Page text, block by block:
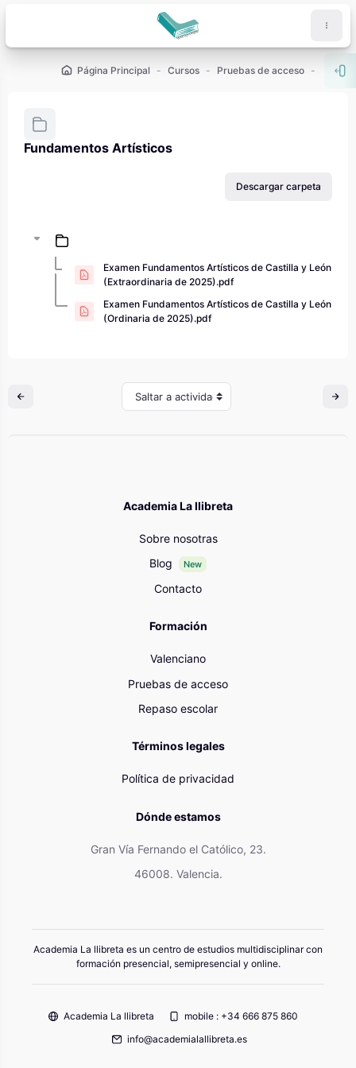
Página Principal Cursos Pruebas de acceso PAU -
Fundamentos Artísticos
Descargar carpeta
Examen Fundamentos Artísticos de Castilla y León
(Extraordinaria de 2025).pdf
Examen Fundamentos Artísticos de Castilla y León
(Ordinaria de 2025).pdf
Saltar a actividad
Academia La llibreta
Sobre nosotras
Blog
New
Contacto
Formación
Valenciano
Pruebas de acceso
Repaso escolar
Términos legales
Política de privacidad
Dónde estamos
Gran Vía Fernando el Católico, 23.
46008. Valencia.
Academia La llibreta es un centro de estudios multidisciplinar con
formación presencial, semipresencial y online.
Academia La llibreta
mobile : +34 666 875 860
info@academialallibreta.es